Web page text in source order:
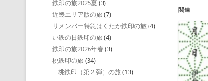
関連
鉄印の旅2025夏 (3)
近畿エリア版の旅 (7)
リメンバー特急はくたか鉄印の旅 (4)
い鉄の日鉄印の旅 (4)
鉄印の旅2026年春 (3)
桃鉄印の旅 (34)
桃鉄印（第２弾）の旅 (13)